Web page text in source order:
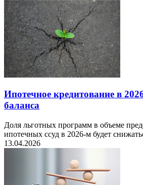
Ипотечное кредитование в
баланса
Доля льготных программ в объеме
ипотечных ссуд в 2026-м будет
13.04.2026